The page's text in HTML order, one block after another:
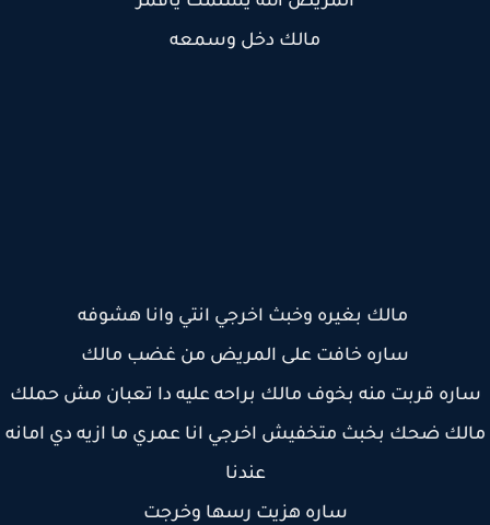
مالك دخل وسمعه
مالك بغيره وخبث اخرجي انتي وانا هشوفه
ساره خافت على المريض من غضب مالك
قربت منه بخوف مالك براحه عليه دا تعبان مش حملك
ضحك بخبث متخفيش اخرجي انا عمري ما ازيه دي امانه
عندنا
ساره هزيت رسها وخرجت